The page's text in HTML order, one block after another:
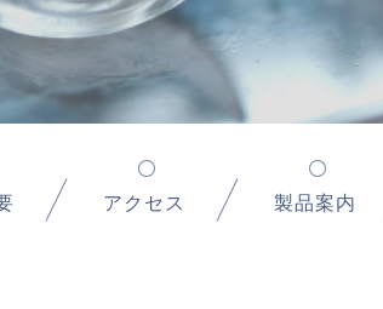
アクセス 製品案内